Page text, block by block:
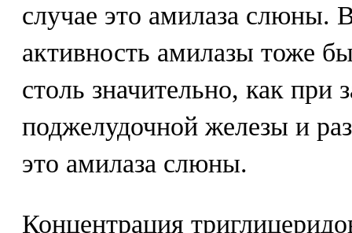
случае это амилаза слюны.
активность амилазы тоже
столь значительно, как при
поджелудочной железы и
это амилаза слюны.
Концентрация